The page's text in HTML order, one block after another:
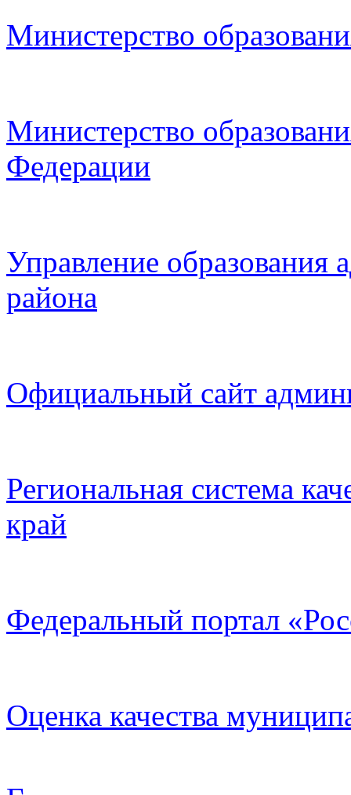
Министерство
Министерство
Федерации
Управление образования
района
Официальный сайт
Региональная система
край
Федеральный портал
Оценка качества